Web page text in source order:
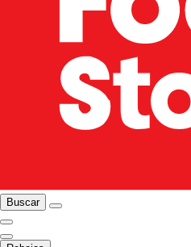
Buscar